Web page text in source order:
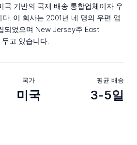
국 기반의 국제 배송 통합업체이자 우
. 이 회사는 2001년 네 명의 우편 업
되었으며 New Jersey주 East
고 있습니다.
국가
미국
평균 배송
3-5일